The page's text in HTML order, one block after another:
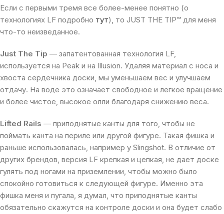
Если с первыми тремя все более-менее понятно (о
технологиях LF подробно тут), то JUST THE TIP™ для меня
что-то неизведанное.
Just The Tip — запатентованная технология LF,
используется на Peak и на Illusion. Удаляя материал с носа и
хвоста сердечника доски, мы уменьшаем вес и улучшаем
отдачу. На воде это означает свободное и легкое вращение
и более чистое, высокое олли благодаря снижению веса.
Lifted Rails — приподнятые канты для того, чтобы не
поймать канта на периле или другой фигуре. Такая фишка и
раньше использовалась, например у Slingshot. В отличие от
других брендов, версия LF крепкая и цепкая, не дает доске
гулять под ногами на приземлении, чтобы можно было
спокойно готовиться к следующей фигуре. Именно эта
фишка меня и пугала, я думал, что приподнятые канты
обязательно скажутся на контроле доски и она будет слабо